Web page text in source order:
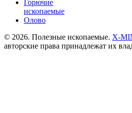
Горючие
ископаемые
Олово
© 2026. Полезные ископаемые. X-
авторские права принадлежат их